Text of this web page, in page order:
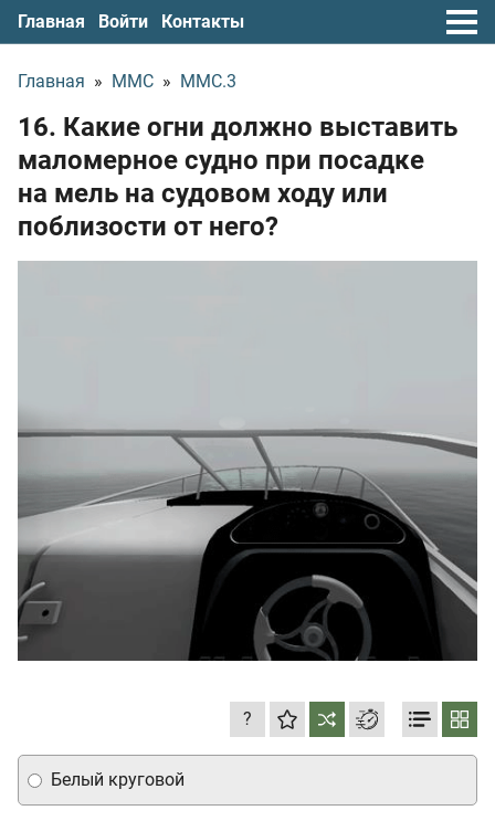
Главная Войти Контакты
Главная » ММС » ММС.3
16. Какие огни должно выставить
маломерное судно при посадке
на мель на судовом ходу или
поблизости от него?
?
Белый круговой